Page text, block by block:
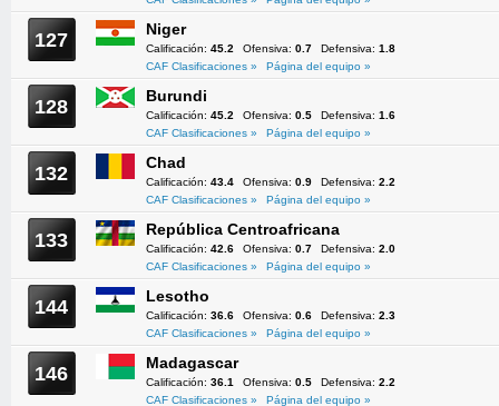
127 Niger
Calificación: 45.2 Ofensiva: 0.7 Defensiva: 1.8
CAF Clasificaciones »
Página del equipo »
128 Burundi
Calificación: 45.2 Ofensiva: 0.5 Defensiva: 1.6
CAF Clasificaciones »
Página del equipo »
132 Chad
Calificación: 43.4 Ofensiva: 0.9 Defensiva: 2.2
CAF Clasificaciones »
Página del equipo »
133 República Centroafricana
Calificación: 42.6 Ofensiva: 0.7 Defensiva: 2.0
CAF Clasificaciones »
Página del equipo »
144 Lesotho
Calificación: 36.6 Ofensiva: 0.6 Defensiva: 2.3
CAF Clasificaciones »
Página del equipo »
146 Madagascar
Calificación: 36.1 Ofensiva: 0.5 Defensiva: 2.2
CAF Clasificaciones »
Página del equipo »